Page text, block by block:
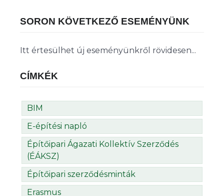
SORON KÖVETKEZŐ ESEMÉNYÜNK
Itt értesülhet új eseményünkről rövidesen...
CÍMKÉK
BIM
E-építési napló
Építőipari Ágazati Kollektív Szerződés
(ÉÁKSZ)
Építőipari szerződésminták
Erasmus